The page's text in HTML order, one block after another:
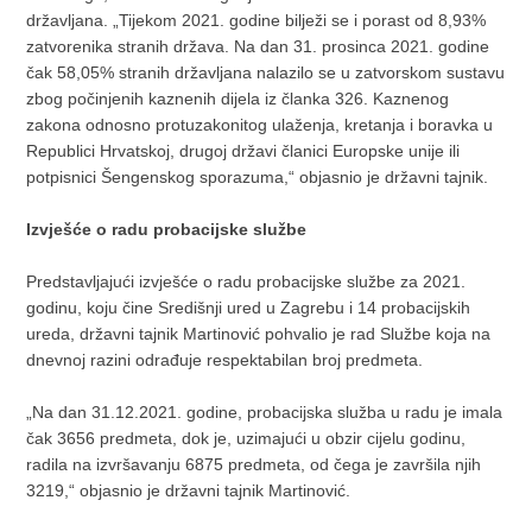
državljana. „Tijekom 2021. godine bilježi se i porast od 8,93%
zatvorenika stranih država. Na dan 31. prosinca 2021. godine
čak 58,05% stranih državljana nalazilo se u zatvorskom sustavu
zbog počinjenih kaznenih dijela iz članka 326. Kaznenog
zakona odnosno protuzakonitog ulaženja, kretanja i boravka u
Republici Hrvatskoj, drugoj državi članici Europske unije ili
potpisnici Šengenskog sporazuma,“ objasnio je državni tajnik.
Izvješće o radu probacijske službe
Predstavljajući izvješće o radu probacijske službe za 2021.
godinu, koju čine Središnji ured u Zagrebu i 14 probacijskih
ureda, državni tajnik Martinović pohvalio je rad Službe koja na
dnevnoj razini odrađuje respektabilan broj predmeta.
„Na dan 31.12.2021. godine, probacijska služba u radu je imala
čak 3656 predmeta, dok je, uzimajući u obzir cijelu godinu,
radila na izvršavanju 6875 predmeta, od čega je završila njih
3219,“ objasnio je državni tajnik Martinović.